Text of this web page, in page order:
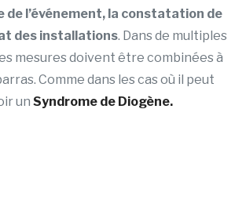
de l’événement, la constatation de
des installations. Dans de multiples
mesures doivent être combinées à
Comme dans les cas où il peut
un Syndrome de Diogène.